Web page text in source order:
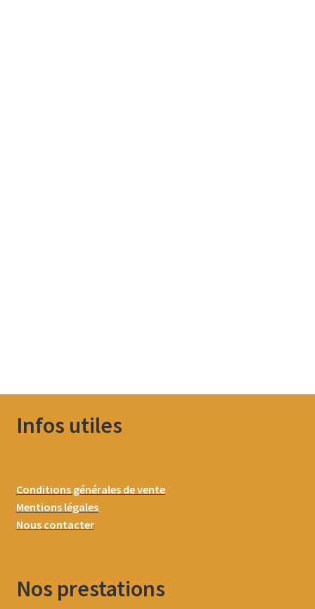
Infos utiles
Conditions générales de vente
Mentions légales
Nous contacter
Nos prestations